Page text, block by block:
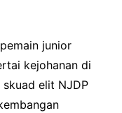
junior
kejohanan di
elit NJDP